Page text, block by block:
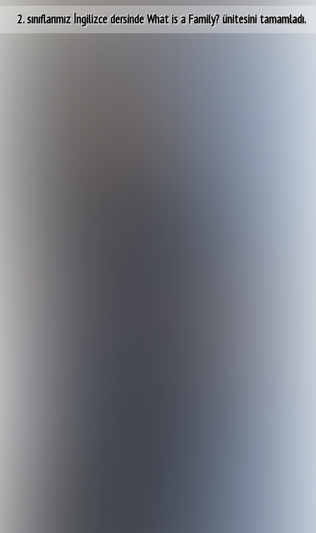
2. sınıflarımız İngilizce dersinde What is a Family? ünitesini tamamladı.